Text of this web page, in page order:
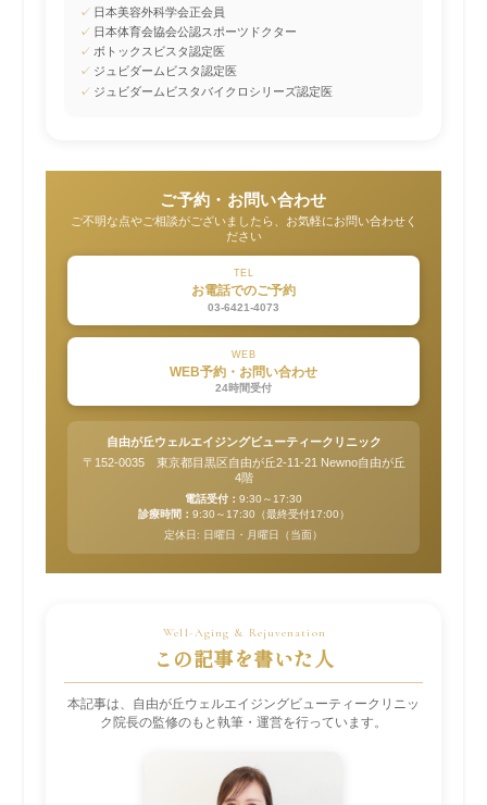
✓ 日本美容外科学会正会員
✓ 日本体育会協会公認スポーツドクター
✓ ボトックスビスタ認定医
✓ ジュビダームビスタ認定医
✓ ジュビダームビスタバイクロシリーズ認定医
ご予約・お問い合わせ
ご不明な点やご相談がございましたら、お気軽にお問い合わせく
ださい
TEL
お電話でのご予約
03-6421-4073
WEB
WEB予約・お問い合わせ
24時間受付
自由が丘ウェルエイジングビューティークリニック
〒152-0035 東京都目黒区自由が丘2-11-21 Newno自由が丘
4階
電話受付： 9:30～17:30
診療時間： 9:30～17:30（最終受付17:00）
定休日: 日曜日・月曜日（当面）
この記事を書いた人
本記事は、自由が丘ウェルエイジングビューティークリニッ
ク院長の監修のもと執筆・運営を行っています。